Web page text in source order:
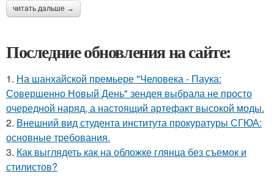
читать дальше →
Последние обновления на сайте:
1. На шанхайской премьере "Человека - Паука:
Совершенно Новый День" зендея выбрала не просто
очередной наряд, а настоящий артефакт высокой моды.
2. Внешний вид студента института прокуратуры СГЮА:
основные требования.
3. Как выглядеть как на обложке глянца без съемок и
стилистов?